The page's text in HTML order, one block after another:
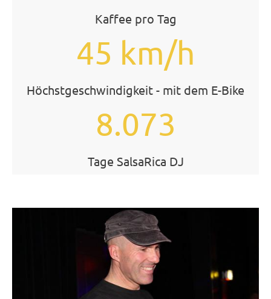
Kaffee pro Tag
45 km/h
Höchstgeschwindigkeit - mit dem E-Bike
8.073
Tage SalsaRica DJ